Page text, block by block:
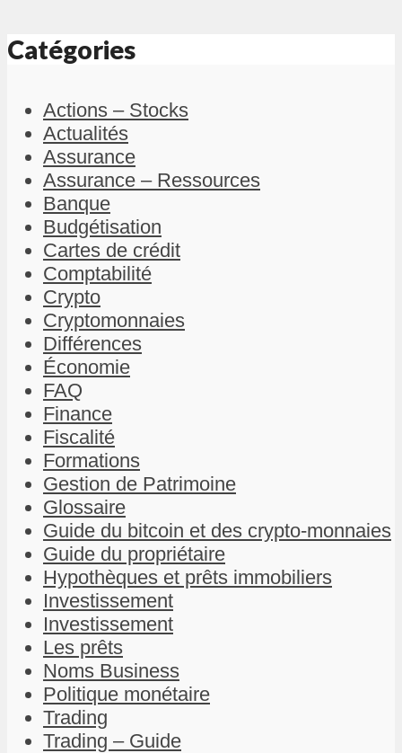
Catégories
Actions – Stocks
Actualités
Assurance
Assurance – Ressources
Banque
Budgétisation
Cartes de crédit
Comptabilité
Crypto
Cryptomonnaies
Différences
Économie
FAQ
Finance
Fiscalité
Formations
Gestion de Patrimoine
Glossaire
Guide du bitcoin et des crypto-monnaies
Guide du propriétaire
Hypothèques et prêts immobiliers
Investissement
Investissement
Les prêts
Noms Business
Politique monétaire
Trading
Trading – Guide